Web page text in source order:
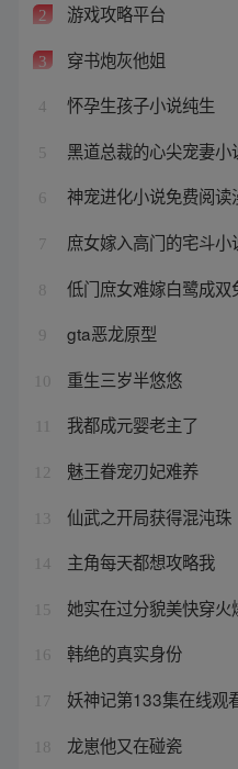
2 游戏攻略平台
3 穿书炮灰他姐
4 怀孕生孩子小说纯生
5 黑道总裁的心尖宠妻小
6 神宠进化小说免费阅读
7 庶女嫁入高门的宅斗小
8 低门庶女难嫁白鹭成双
9 gta恶龙原型
10 重生三岁半悠悠
我都成元婴老主了
12 魅王眷宠刃妃难养
13 仙武之开局获得混沌珠
14 主角每天都想攻略我
15 她实在过分貌美快穿火
16 韩绝的真实身份
17 妖神记第133集在线观
18 龙崽他又在碰瓷